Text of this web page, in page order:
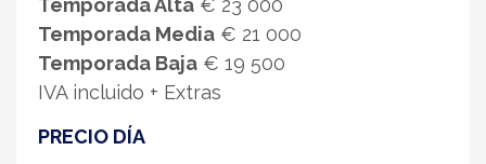
Temporada Alta € 23 000
Temporada Media € 21 000
Temporada Baja € 19 500
IVA incluido + Extras
PRECIO DÍA